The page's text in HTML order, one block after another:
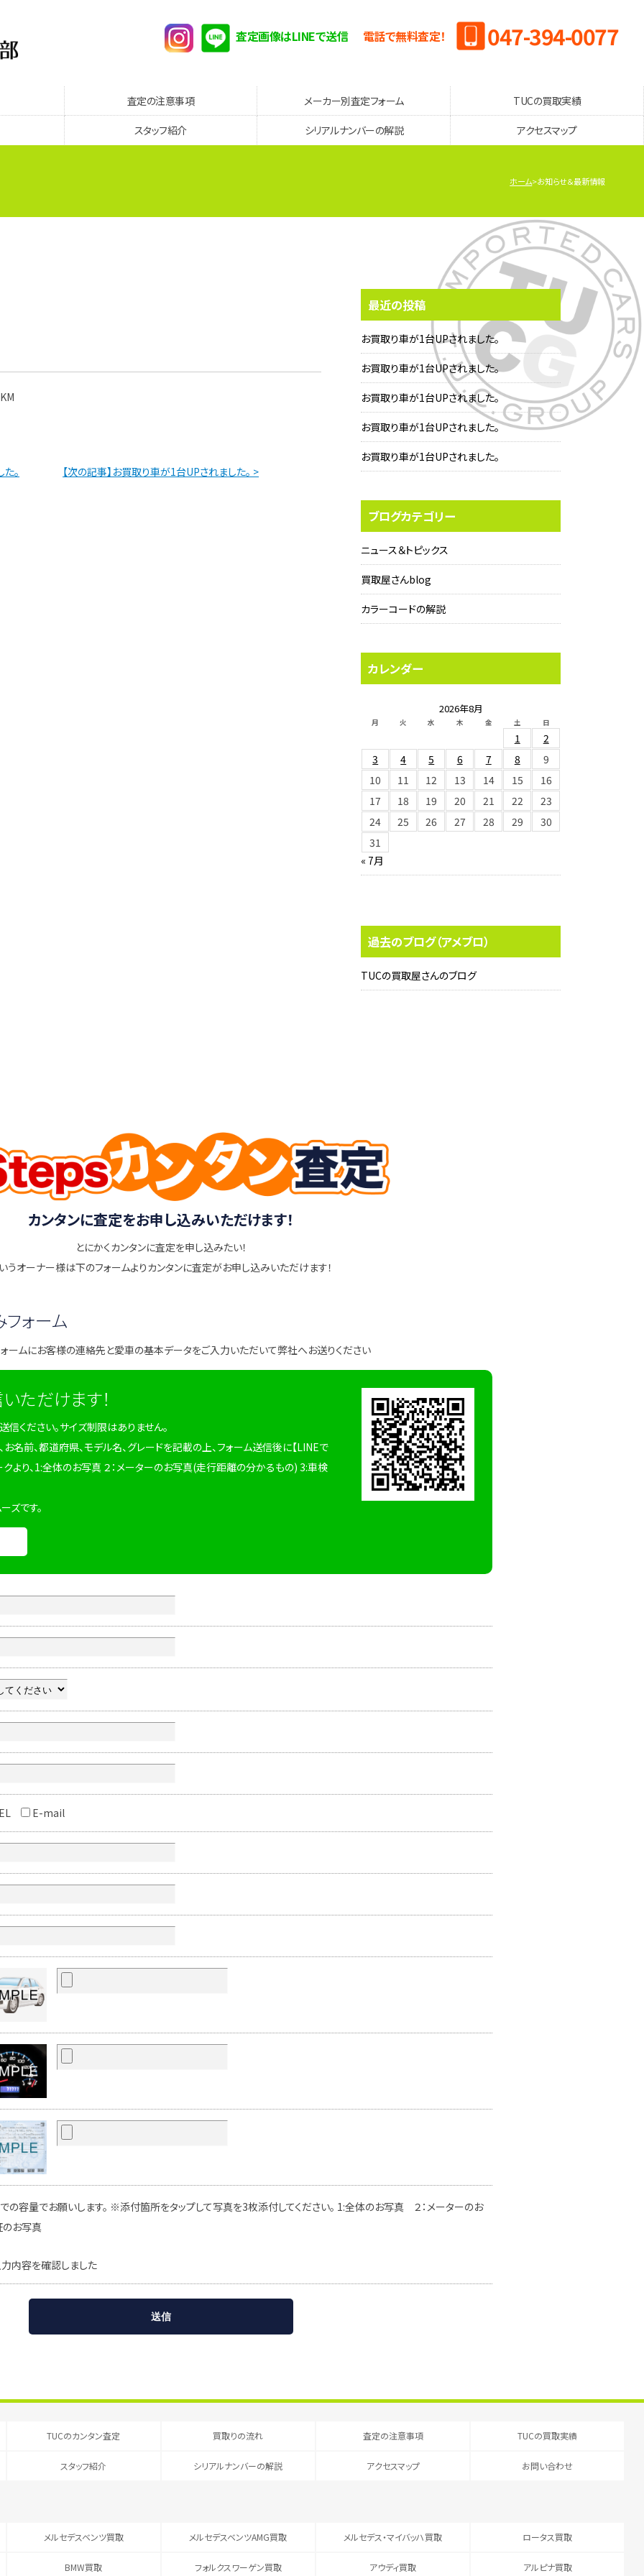
電話で無料査定！ 047-394-0077
査定画像はLINEで送信
査定の注意事項 メーカー別査定フォーム TUCの買取実績
スタッフ紹介 シリアルナンバーの解説 アクセスマップ
ホーム お知らせ＆最新情報
。 【次の記事】お買取り車が1台UPされました。 >
最近の投稿
お買取り車が1台UPされました。
お買取り車が1台UPされました。
お買取り車が1台UPされました。
お買取り車が1台UPされました。
お買取り車が1台UPされました。
ブログカテゴリー
ニュース＆トピックス
買取屋さんblog
カラーコードの解説
カレンダー
2026年8月
月 火 水 木 金 土 日
1
2
3
4 5 6 7 8
9
10
11 12 13 14 15
16
17
18 19 20 21 22
23
24
25 26 27 28 29
30
31
« 7月
過去のブログ（アメブロ）
TUCの買取屋さんのブログ
カンタンに査定をお申し込みいただけます！
とにかくカンタンに査定を申し込みたい！
うオーナー様は下のフォームよりカンタンに査定がお申し込みいただけます！
ォーム
ームにお客様の連絡先と愛車の基本データをご入力いただいて弊社へお送りください
ただけます！
ください。サイズ制限はありません。
名前、都道府県、モデル名、グレードを記載の上、フォーム送信後に【LINEで
クより、1:全体のお写真 ２：メーターのお写真(走行距離の分かるもの) 3:車検
ズです。
E-mail
容量でお願いします。 ※添付箇所をタップして写真を3枚添付してください。 1:全体のお写真 ２：メーターのお
お写真
内容を確認しました
TUCのカンタン査定 買取りの流れ 査定の注意事項 TUCの買取実績
スタッフ紹介 シリアルナンバーの解説 アクセスマップ お問い合わせ
メルセデスベンツ買取 メルセデスベンツAMG買取 メルセデス・マイバッハ買取 ロータス買取
BMW買取 フォルクスワーゲン買取 アウディ買取 アルピナ買取